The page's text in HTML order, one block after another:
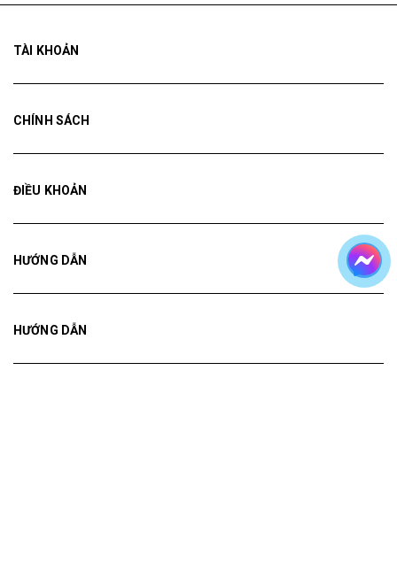
CHÍNH SÁCH
ĐIỀU KHOẢN
HƯỚNG DẪN
HƯỚNG DẪN
HƯỚNG DẪN